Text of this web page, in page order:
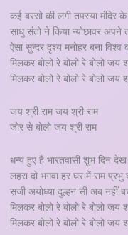
कई बरसो की लगी तपस्या मंदिर के
साधु संतो ने किया न्योछावर अपने
ऐसा सुन्दर दृश्य मनोहर बना विश्व
मिलकर बोलो रे बोलो रे बोलो जय
मिलकर बोलो रे बोलो रे बोलो जय
जय श्री राम जय श्री राम
जोर से बोलो जय श्री राम
धन्य हुए हैं भारतवासी शुभ दिन
लहरा दो भगवा हर घर में राम
सजी अयोध्या दुल्हन सी अब नहीं
मिलकर बोलो रे बोलो रे बोलो जय
मिलकर बोलो रे बोलो रे बोलो जय